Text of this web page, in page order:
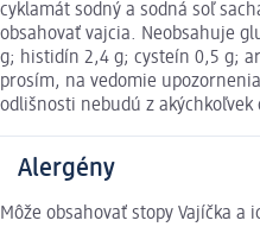
cyklamát sodný a sodná soľ
obsahovať vajcia. Neobsahuje
g; histidín 2,4 g; cysteín 0,5 g;
prosím, na vedomie
odlišnosti nebudú z
Alergény
Môže obsahovať stopy Vajíčka